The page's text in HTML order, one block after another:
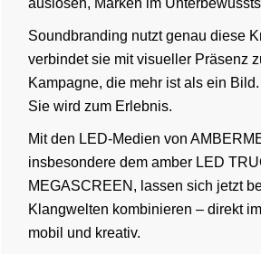
auslösen, Marken im
Soundbranding nutzt genau diese
verbindet sie mit visueller Präsenz
Kampagne, die mehr ist als ein Bild.
Sie wird zum Erlebnis.
Mit den LED-Medien von
insbesondere dem amber LED
MEGASCREEN, lassen sich jetzt
Klangwelten kombinieren – direkt
mobil und kreativ.